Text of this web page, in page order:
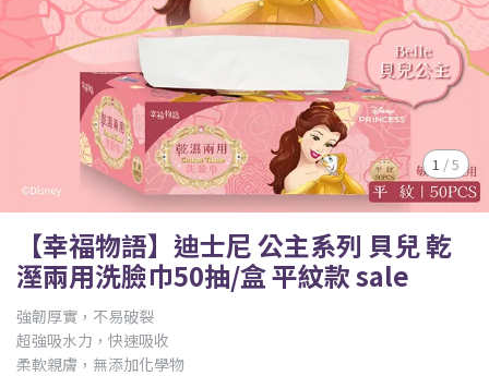
1 /5
【幸福物語】迪士尼 公主系列 貝兒 乾
溼兩用洗臉巾50抽/盒 平紋款 sale
強韌厚實，不易破裂
超強吸水力，快速吸收
柔軟親膚，無添加化學物